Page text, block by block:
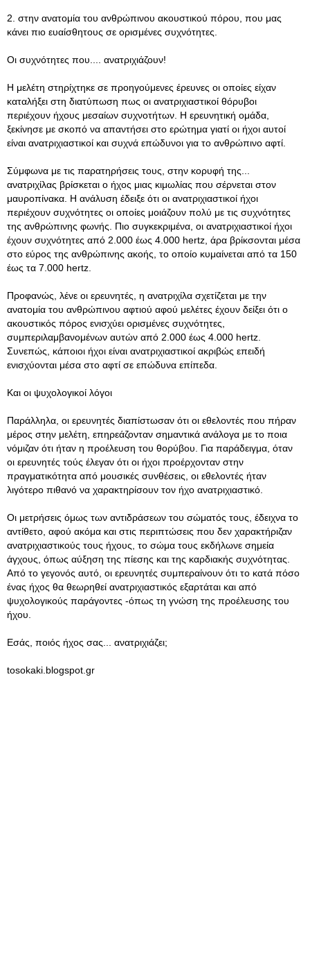
2. στην ανατομία του ανθρώπινου ακουστικού πόρου, που μας
κάνει πιο ευαίσθητους σε ορισμένες συχνότητες.
Οι συχνότητες που.... ανατριχιάζουν!
Η μελέτη στηρίχτηκε σε προηγούμενες έρευνες οι οποίες είχαν
καταλήξει στη διατύπωση πως οι ανατριχιαστικοί θόρυβοι
περιέχουν ήχους μεσαίων συχνοτήτων. Η ερευνητική ομάδα,
ξεκίνησε με σκοπό να απαντήσει στο ερώτημα γιατί οι ήχοι αυτοί
είναι ανατριχιαστικοί και συχνά επώδυνοι για το ανθρώπινο αφτί.
Σύμφωνα με τις παρατηρήσεις τους, στην κορυφή της...
ανατριχίλας βρίσκεται ο ήχος μιας κιμωλίας που σέρνεται στον
μαυροπίνακα. Η ανάλυση έδειξε ότι οι ανατριχιαστικοί ήχοι
περιέχουν συχνότητες οι οποίες μοιάζουν πολύ με τις συχνότητες
της ανθρώπινης φωνής. Πιο συγκεκριμένα, οι ανατριχιαστικοί ήχοι
έχουν συχνότητες από 2.000 έως 4.000 hertz, άρα βρίκσονται μέσα
στο εύρος της ανθρώπινης ακοής, το οποίο κυμαίνεται από τα 150
έως τα 7.000 hertz.
Προφανώς, λένε οι ερευνητές, η ανατριχίλα σχετίζεται με την
ανατομία του ανθρώπινου αφτιού αφού μελέτες έχουν δείξει ότι ο
ακουστικός πόρος ενισχύει ορισμένες συχνότητες,
συμπεριλαμβανομένων αυτών από 2.000 έως 4.000 hertz.
Συνεπώς, κάποιοι ήχοι είναι ανατριχιαστικοί ακριβώς επειδή
ενισχύονται μέσα στο αφτί σε επώδυνα επίπεδα.
Και οι ψυχολογικοί λόγοι
Παράλληλα, οι ερευνητές διαπίστωσαν ότι οι εθελοντές που πήραν
μέρος στην μελέτη, επηρεάζονταν σημαντικά ανάλογα με το ποια
νόμιζαν ότι ήταν η προέλευση του θορύβου. Για παράδειγμα, όταν
οι ερευνητές τούς έλεγαν ότι οι ήχοι προέρχονταν στην
πραγματικότητα από μουσικές συνθέσεις, οι εθελοντές ήταν
λιγότερο πιθανό να χαρακτηρίσουν τον ήχο ανατριχιαστικό.
Οι μετρήσεις όμως των αντιδράσεων του σώματός τους, έδειχνα το
αντίθετο, αφού ακόμα και στις περιπτώσεις που δεν χαρακτήριζαν
ανατριχιαστικούς τους ήχους, το σώμα τους εκδήλωνε σημεία
άγχους, όπως αύξηση της πίεσης και της καρδιακής συχνότητας.
Από το γεγονός αυτό, οι ερευνητές συμπεραίνουν ότι το κατά πόσο
ένας ήχος θα θεωρηθεί ανατριχιαστικός εξαρτάται και από
ψυχολογικούς παράγοντες -όπως τη γνώση της προέλευσης του
ήχου.
Εσάς, ποιός ήχος σας... ανατριχιάζει;
tosokaki.blogspot.gr